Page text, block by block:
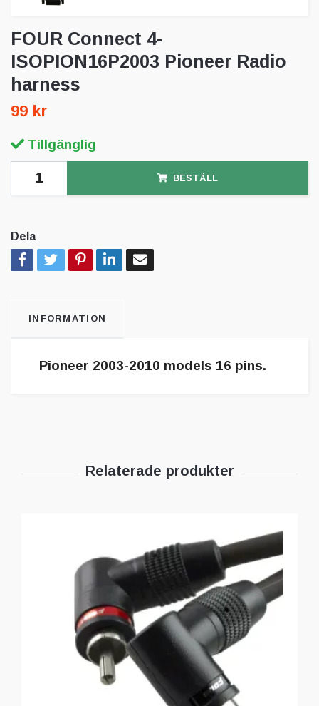
FOUR Connect 4-
ISOPION16P2003 Pioneer Radio
harness
99 kr
Tillgänglig
BESTÄLL
Dela
INFORMATION
Pioneer 2003-2010 models 16 pins.